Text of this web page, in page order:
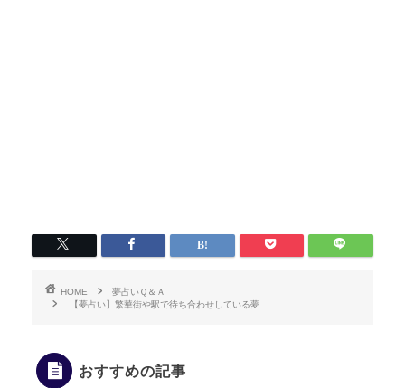
HOME
夢占いＱ＆Ａ
【夢占い】繁華街や駅で待ち合わせしている夢
おすすめの記事